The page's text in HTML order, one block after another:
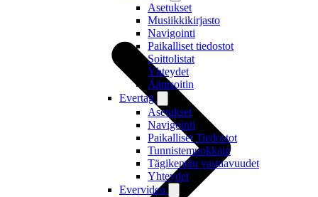
Asetukset
Musiikkikirjasto
Navigointi
Paikalliset tiedostot
Soittolistat
Yhteydet
Äänisoitin
Evertag
Asetukset
Navigointi
Paikalliset Tiedostot
Tunnistemuokkain
Tägikentän vastaavuudet
Yhteydet
Evervideo